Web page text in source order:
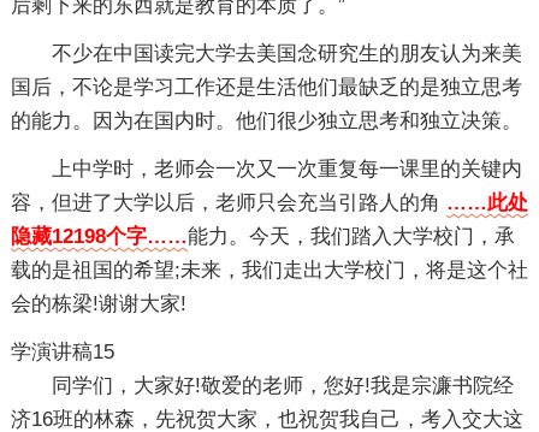
后剩下来的东西就是教育的本质了。”
不少在中国读完大学去美国念研究生的朋友认为来美
国后，不论是学习工作还是生活他们最缺乏的是独立思考
的能力。因为在国内时。他们很少独立思考和独立决策。
上中学时，老师会一次又一次重复每一课里的关键内
容，但进了大学以后，老师只会充当引路人的角 ……此处
隐藏12198个字……能力。今天，我们踏入大学校门，承
载的是祖国的希望;未来，我们走出大学校门，将是这个社
会的栋梁!谢谢大家!
学演讲稿15
同学们，大家好!敬爱的老师，您好!我是宗濂书院经
济16班的林森，先祝贺大家，也祝贺我自己，考入交大这